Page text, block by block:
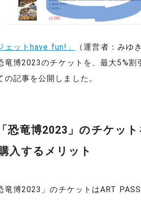
ェットhave fun!」
（運営者：みゆ
竜博2023のチケットを、最大5%割
の記事を公開しました。
恐竜博2023」のチケッ
入するメリット
竜博2023」のチケットはART